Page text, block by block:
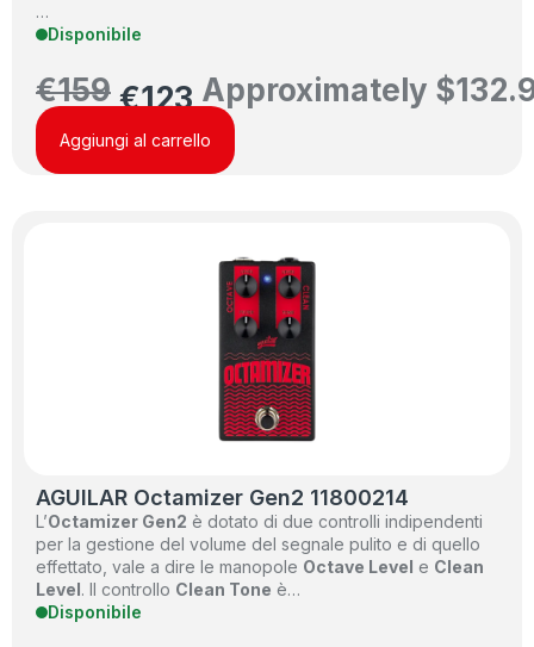
…
Disponibile
€159 €123 Approximately $
Aggiungi al carrello
AGUILAR Octamizer Gen2 11800214
L’Octamizer Gen2 è dotato di due controlli indipendenti
per la gestione del volume del segnale pulito e di quello
effettato, vale a dire le manopole Octave Level e Clean
Level. Il controllo Clean Tone è…
Disponibile